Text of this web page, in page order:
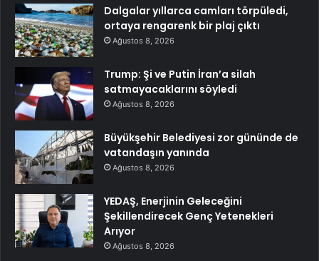
Dalgalar yıllarca camları törpüledi,
ortaya rengarenk bir plaj çıktı
Ağustos 8, 2026
Trump: Şi ve Putin İran’a silah
satmayacaklarını söyledi
Ağustos 8, 2026
Büyükşehir Belediyesi zor gününde de
vatandaşın yanında
Ağustos 8, 2026
YEDAŞ, Enerjinin Geleceğini
Şekillendirecek Genç Yetenekleri
Arıyor
Ağustos 8, 2026